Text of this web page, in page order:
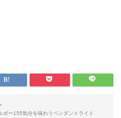
ボー155気分を味わうペンダントライト